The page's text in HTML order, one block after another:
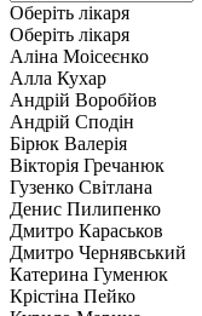
Оберіть лікаря
Оберіть лікаря
Аліна Моісеєнко
Алла Кухар
Андрій Воробйов
Андрій Сподін
Бірюк Валерія
Вікторія Гречанюк
Гузенко Світлана
Денис Пилипенко
Дмитро Караськов
Дмитро Чернявський
Катерина Гуменюк
Крістіна Пейко